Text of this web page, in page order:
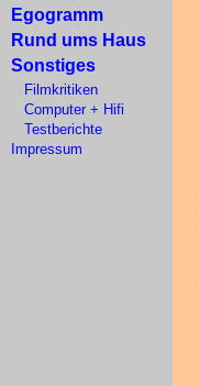
Egogramm
Rund ums Haus
Sonstiges
Filmkritiken
Computer + Hifi
Testberichte
Impressum